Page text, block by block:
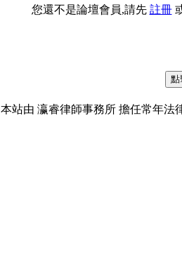
您還不是論壇會員,請先 註冊
本站由 瀛睿律師事務所 擔任常年法